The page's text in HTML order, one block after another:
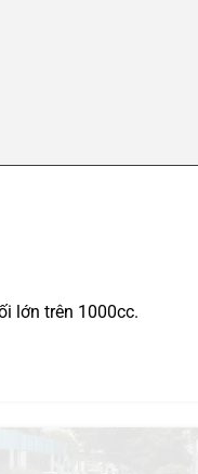
lớn trên 1000cc.